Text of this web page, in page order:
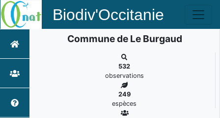
Biodiv'Occitanie
Commune de Le Burgaud
532
observations
249
espèces